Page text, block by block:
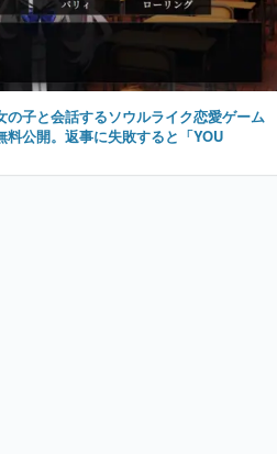
の子と会話するソウルライク恋愛ゲーム
料公開。返事に失敗すると「YOU